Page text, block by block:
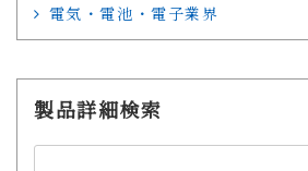
電気・電池・電子業界
製品詳細検索